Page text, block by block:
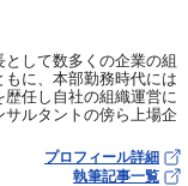
して数多くの企業の組
に、本部勤務時代には
任し自社の組織運営に
サルタントの傍ら上場企
プロフィール詳細
執筆記事一覧